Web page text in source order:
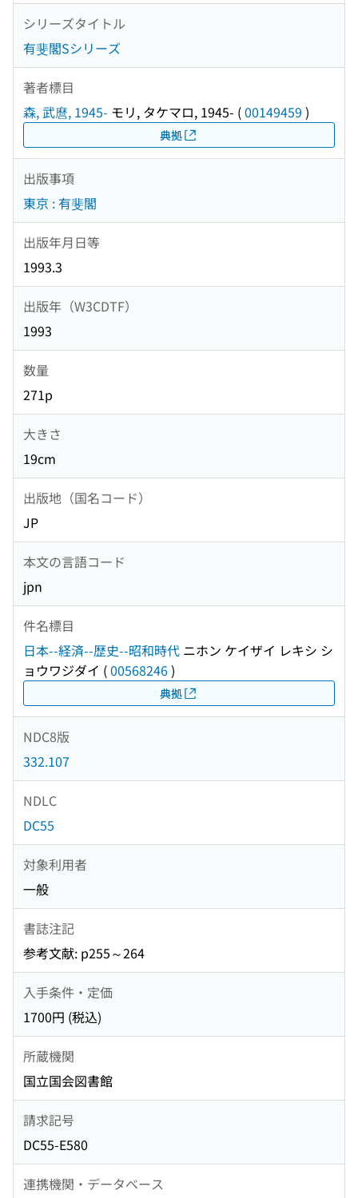
シリーズタイトル
有斐閣Sシリーズ
著者標目
森, 武麿, 1945- モリ, タケマロ, 1945- (00149459 )
典拠
出版事項
東京 : 有斐閣
出版年月日等
1993.3
出版年（W3CDTF）
1993
数量
271p
大きさ
19cm
出版地（国名コード）
JP
本文の言語コード
jpn
件名標目
日本--経済--歴史--昭和時代 ニホン ケイザイ レキシ シ
ョウワジダイ (00568246)
典拠
NDC8版
332.107
NDLC
DC55
対象利用者
一般
書誌注記
参考文献: p255～264
入手条件・定価
1700円 (税込)
所蔵機関
国立国会図書館
請求記号
DC55-E580
連携機関・データベース